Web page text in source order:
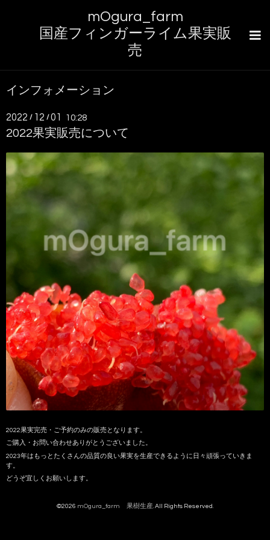
mOgura_farm
国産フィンガーライム果実販
売
インフォメーション
2022 / 12 /01 10:28
2022果実販売について
2022果実完売・ご予約のみの販売となります。
ご購入・お問い合わせありがとうございました。
2023年はもっとたくさんの品質の良い果実を生産できるように日々頑張っていきま
す。
どうぞ宜しくお願いします。
©2026 mOgura_farm 果樹生産 . All Rights Reserved.